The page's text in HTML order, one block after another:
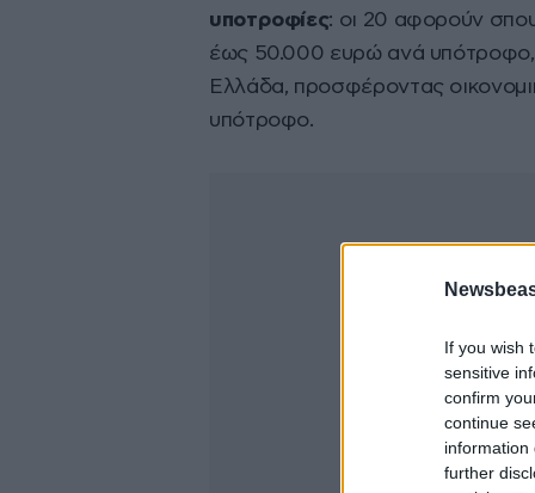
If you wish
sensitive
confirm
continue
information
further
υποτροφίες: οι 20 αφορούν
έως 50.000 ευρώ ανά
Ελλάδα, προσφέροντας
υπότροφο.